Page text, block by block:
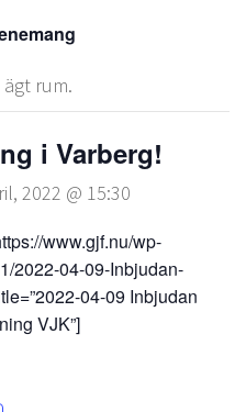
rum.
i Varberg!
2022 @ 15:30
www.gjf.nu/wp-
2022-04-09-Inbjudan-
04-09 Inbjudan
VJK”]